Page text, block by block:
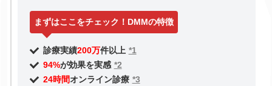
まずはここをチェック！DMMの特徴
診療実績200万件以上 *1
94%が効果を実感 *2
24時間オンライン診療 *3